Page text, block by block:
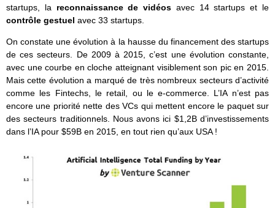
startups, la reconnaissance de vidéos avec 14 startups et le
contrôle gestuel avec 33 startups.
On constate une évolution à la hausse du financement des startups
de ces secteurs. De 2009 à 2015, c’est une évolution constante,
avec une courbe en cloche atteignant visiblement son pic en 2015.
Mais cette évolution a marqué de très nombreux secteurs d’activité
comme les Fintechs, le retail, ou le e-commerce. L’IA n’est pas
encore une priorité nette des VCs qui mettent encore le paquet sur
des secteurs traditionnels. Nous avons ici $1,2B d’investissements
dans l’IA pour $59B en 2015, en tout rien qu’aux USA !